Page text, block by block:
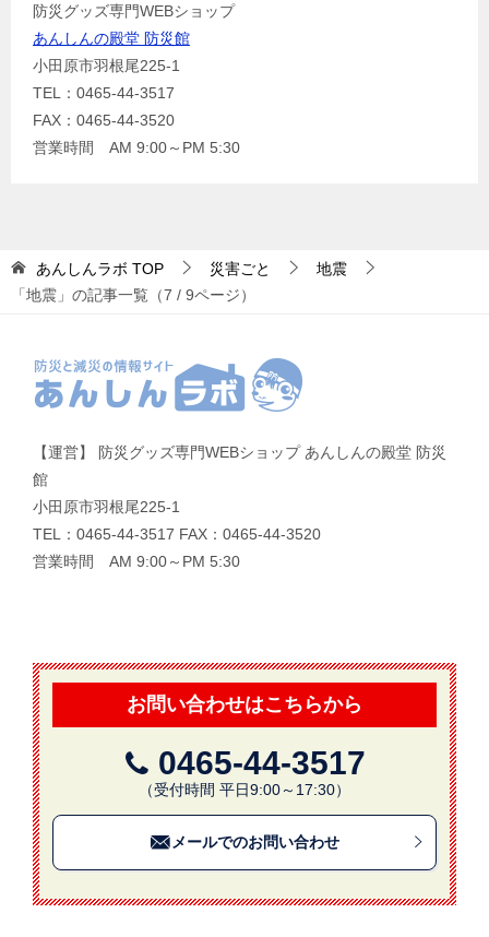
防災グッズ専門WEBショップ
あんしんの殿堂 防災館
小田原市羽根尾225-1
TEL：0465-44-3517
FAX：0465-44-3520
営業時間 AM 9:00～PM 5:30
あんしんラボ TOP 災害ごと
地震
「地震」の記事一覧（7 / 9ページ）
【運営】 防災グッズ専門WEBショップ あんしんの殿堂 防災
館
小田原市羽根尾225-1
TEL：0465-44-3517 FAX：0465-44-3520
営業時間 AM 9:00～PM 5:30
お問い合わせはこちらから
0465-44-3517
（受付時間 平日9:00～17:30）
メールでのお問い合わせ